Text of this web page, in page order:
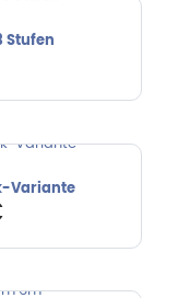
Stufen
Variante